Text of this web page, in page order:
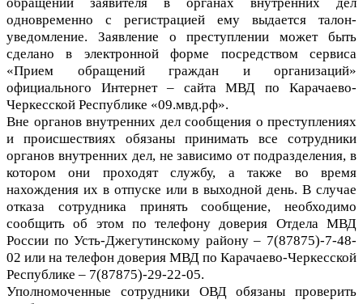
обращении заявителя в органах внутренних дел
одновременно с регистрацией ему выдается талон-
уведомление. Заявление о преступлении может быть
сделано в электронной форме посредством сервиса
«Прием обращений граждан и организаций»
официального Интернет – сайта МВД по Карачаево-
Черкесской Республике «09.мвд.рф».
Вне органов внутренних дел сообщения о преступлениях
и происшествиях обязаны принимать все сотрудники
органов внутренних дел, не зависимо от подразделения, в
котором они проходят службу, а также во время
нахождения их в отпуске или в выходной день. В случае
отказа сотрудника принять сообщение, необходимо
сообщить об этом по телефону доверия Отдела МВД
России по Усть-Джегутинскому району – 7(87875)-7-48-
02 или на телефон доверия МВД по Карачаево-Черкесской
Республике – 7(87875)-29-22-05.
Уполномоченные сотрудники ОВД обязаны проверить